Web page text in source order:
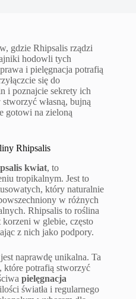
gdzie Rhipsalis rządzi
hodowli tych
i pielęgnacja potrafią
się do
i poznajcie sekrety ich
własną, bujną
gotowi na zieloną
Rhipsalis
kwiat, to
tropikalnym. Jest to
który naturalnie
w różnych
Rhipsalis to roślina
korzeni w glebie, często
z nich jako podpory.
jest naprawdę unikalna. Ta
które potrafią stworzyć
pielęgnacja
światła i regularnego